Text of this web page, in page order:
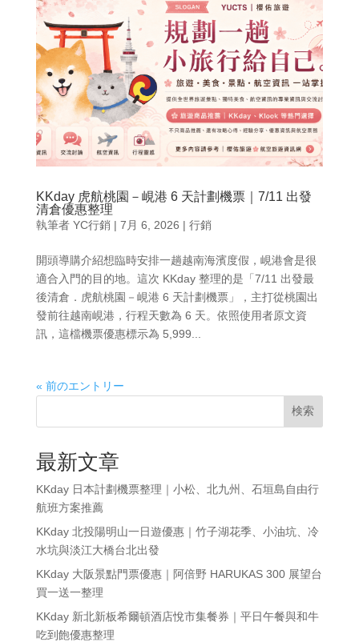
KKday 虎航桃園－峴港 6 天計劃機票｜7/11 出發
清倉優惠整理
執筆者 YC行銷| 7月 6, 2026 | 行銷
開頭導購介紹想臨時安排一趟越南海濱度假，峴港會是很
適合入門的目的地。這次 KKday 整理的是「7/11 出發最
後清倉．虎航桃園－峴港 6 天計劃機票」，主打從桃園出
發前往越南峴港，行程天數為 6 天。依照使用者原文資
訊，這檔機票優惠標示為 5,999...
« 前のエントリー
検索
最新文章
KKday 日本計劃機票整理｜小松、北九州、石垣島自由行
航班方案推薦
KKday 北投陽明山一日遊優惠｜竹子湖花季、小油坑、冷
水坑與淡江大橋台北出發
KKday 大阪景點門票優惠｜阿倍野 HARUKAS 300 展望台
買一送一整理
KKday 新北新板希爾頓酒店悅市集餐券｜平日午餐與和牛
吃到飽優惠整理